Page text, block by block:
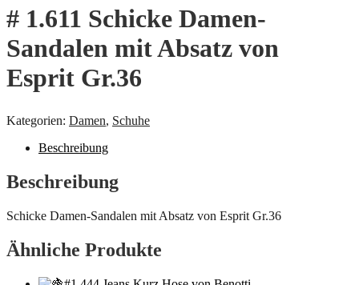
# 1.611 Schicke Damen-
Sandalen mit Absatz von
Esprit Gr.36
Kategorien: Damen, Schuhe
Beschreibung
Beschreibung
Schicke Damen-Sandalen mit Absatz von Esprit Gr.36
Ähnliche Produkte